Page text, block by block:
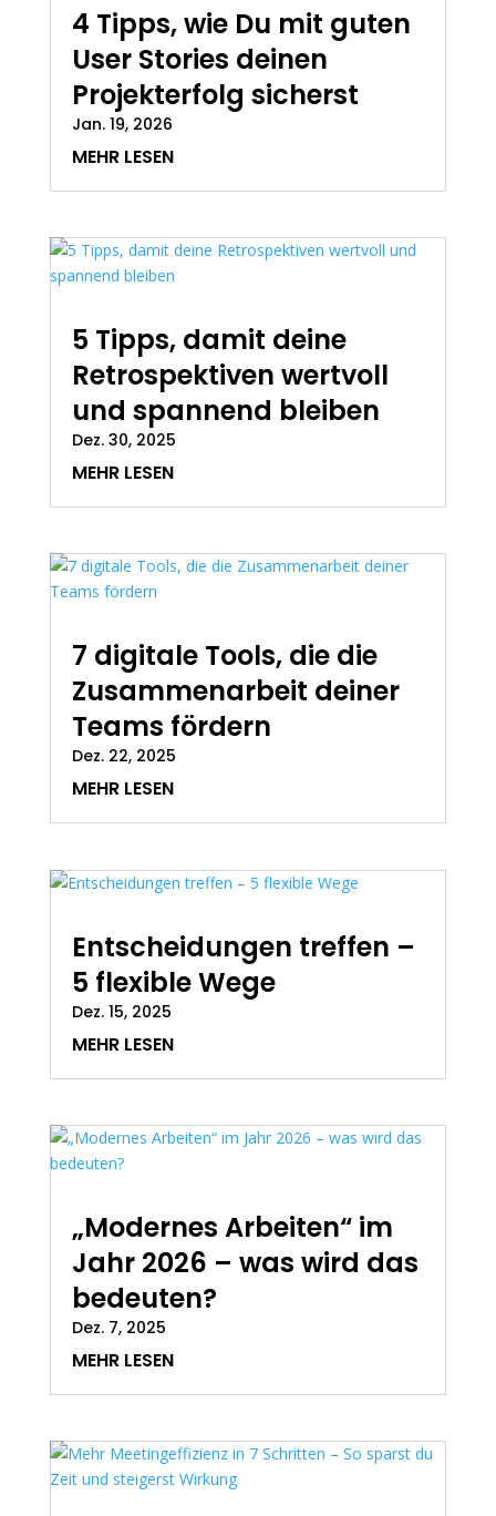
4 Tipps, wie Du mit guten
User Stories deinen
Projekterfolg sicherst
Jan. 19, 2026
MEHR LESEN
5 Tipps, damit deine
Retrospektiven wertvoll
und spannend bleiben
Dez. 30, 2025
MEHR LESEN
7 digitale Tools, die die
Zusammenarbeit deiner
Teams fördern
Dez. 22, 2025
MEHR LESEN
Entscheidungen treffen –
5 flexible Wege
Dez. 15, 2025
MEHR LESEN
„Modernes Arbeiten“ im
Jahr 2026 – was wird das
bedeuten?
Dez. 7, 2025
MEHR LESEN